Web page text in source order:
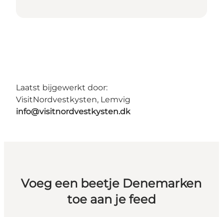
Laatst bijgewerkt door:
VisitNordvestkysten, Lemvig
info@visitnordvestkysten.dk
Voeg een beetje Denemarken
toe aan je feed